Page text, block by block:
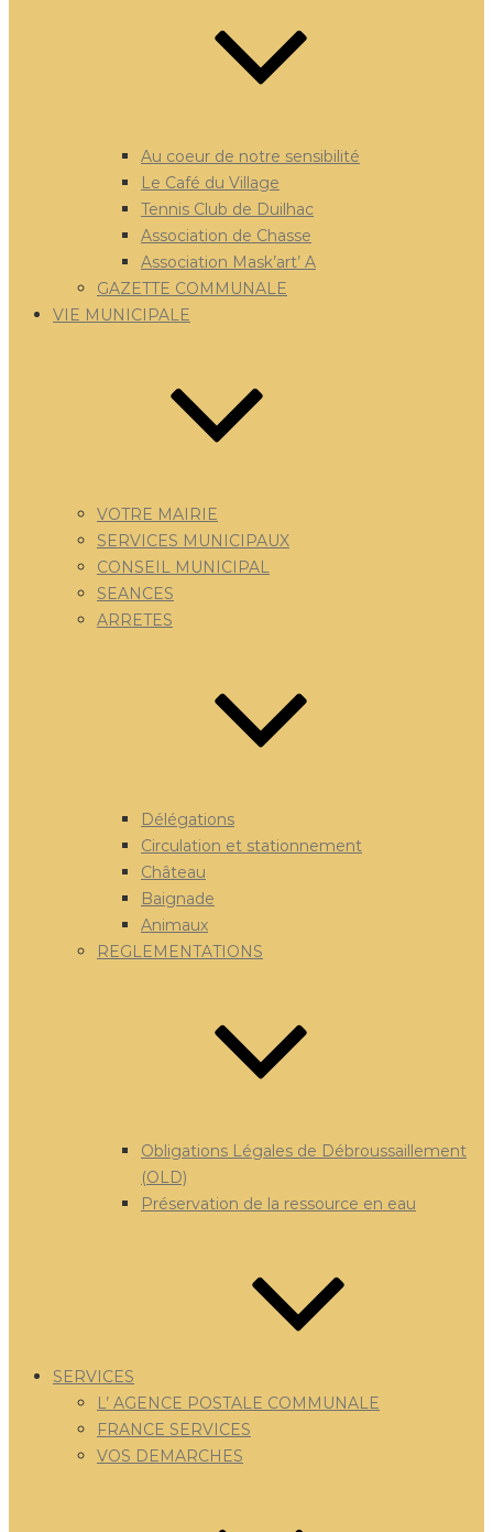
Au coeur de notre sensibilité
Le Café du Village
Tennis Club de Duilhac
Association de Chasse
Association Mask’art’ A
GAZETTE COMMUNALE
VIE MUNICIPALE
VOTRE MAIRIE
SERVICES MUNICIPAUX
CONSEIL MUNICIPAL
SEANCES
ARRETES
Délégations
Circulation et stationnement
Château
Baignade
Animaux
REGLEMENTATIONS
Obligations Légales de Débroussaillement
(OLD)
Préservation de la ressource en eau
SERVICES
L’ AGENCE POSTALE COMMUNALE
FRANCE SERVICES
VOS DEMARCHES